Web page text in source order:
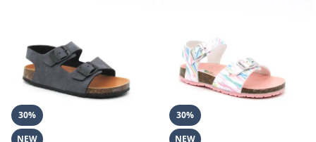
30%
NEW
30%
NEW